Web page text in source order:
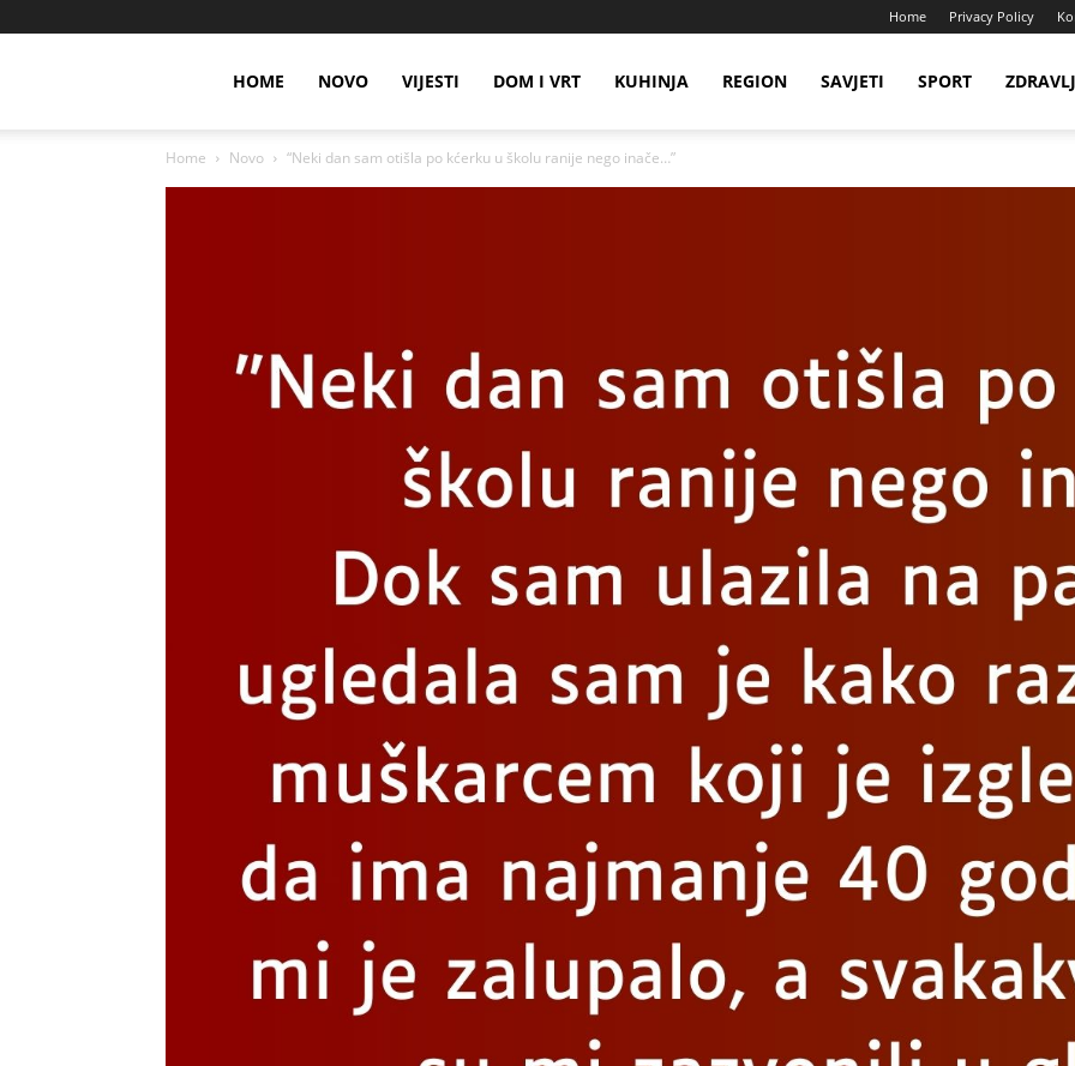
Home Privacy Policy
HOME NOVO VIJESTI DOM I VRT KUHINJA REGION SAVJETI SPORT
Home Novo “Neki dan sam otišla po kćerku u školu ranije nego inače…”